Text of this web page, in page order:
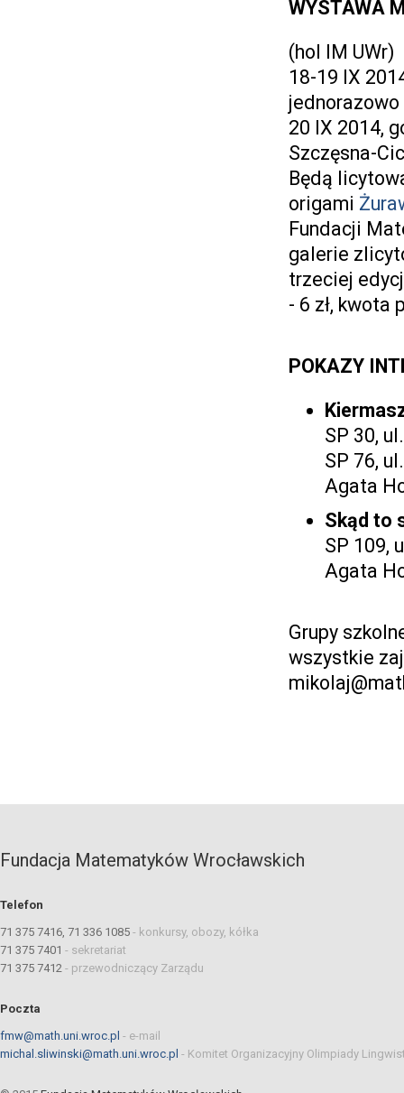
WYSTAWA
(hol IM UWr)
18-19 IX
20 IX 2014,
Szczęsna-
Będą
origami
Fundacji
galerie
trzeciej
- 6 zł, kwota
POKAZY
SP 30,
SP 76,
Agata
Skąd to
SP 109,
​Agata
Grupy
wszystkie
Fundacja Matematyków Wrocławskich
Telefon
71 375 7416, 71 336 1085 - konkursy, obozy, kółka
71 375 7401 - sekretariat
71 375 7412 - przewodniczący Zarządu
Poczta
fmw@math.uni.wroc.pl - e-mail
michal.sliwinski@math.uni.wroc.pl - Komitet Organizacyjny Olimpiady